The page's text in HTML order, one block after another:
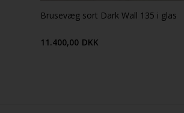
Brusevæg sort Dark Wall 135 i glas
11.400,00 DKK